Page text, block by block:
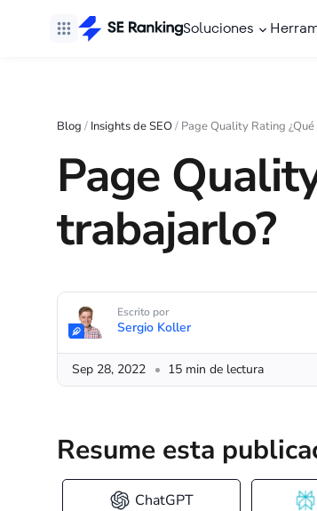
Soluciones
Blog / Insights de SEO/ Page Quality Rating
Page
trabajarlo?
Escrito por
Sergio Koller
Sep 28, 2022 15 min de lectura
Resume esta
ChatGPT